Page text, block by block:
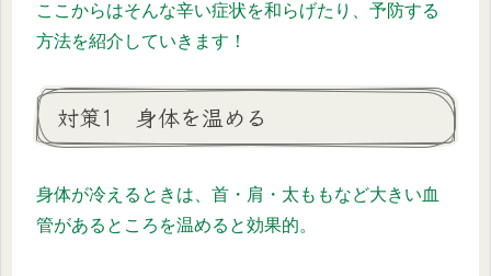
ここからはそんな辛い症状を和らげたり、予防する
方法を紹介していきます！
対策1 身体を温める
身体が冷えるときは、首・肩・太ももなど大きい血
管があるところを温めると効果的。